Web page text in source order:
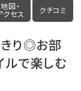
地図・
クセス クチコミ
きり◎お部
ルで楽しむ